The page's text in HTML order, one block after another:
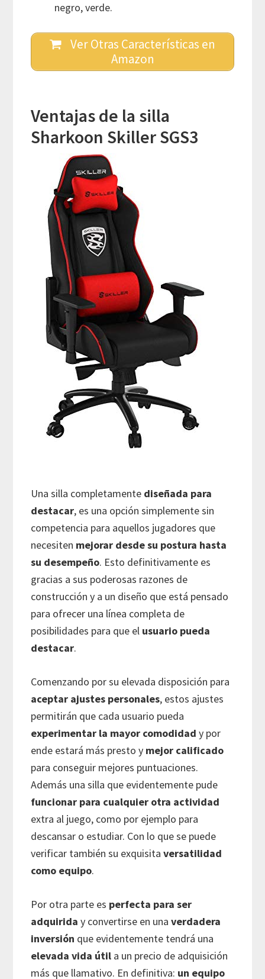
negro, verde.
Ver Otras Características en
Amazon
Ventajas de la silla
Sharkoon Skiller SGS3
Una silla completamente diseñada para
destacar, es una opción simplemente sin
competencia para aquellos jugadores que
necesiten mejorar desde su postura hasta
su desempeño. Esto definitivamente es
gracias a sus poderosas razones de
construcción y a un diseño que está pensado
para ofrecer una línea completa de
posibilidades para que el usuario pueda
destacar.
Comenzando por su elevada disposición para
aceptar ajustes personales, estos ajustes
permitirán que cada usuario pueda
experimentar la mayor comodidad y por
ende estará más presto y mejor calificado
para conseguir mejores puntuaciones.
Además una silla que evidentemente pude
funcionar para cualquier otra actividad
extra al juego, como por ejemplo para
descansar o estudiar. Con lo que se puede
verificar también su exquisitaversatilidad
como equipo.
Por otra parte es perfecta para ser
adquirida y convertirse en unaverdadera
inversión que evidentemente tendrá una
elevada vida útil a un precio de adquisición
más que llamativo. En definitiva: un equipo